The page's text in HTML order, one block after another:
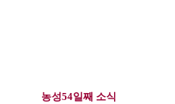
농성54일째 소식